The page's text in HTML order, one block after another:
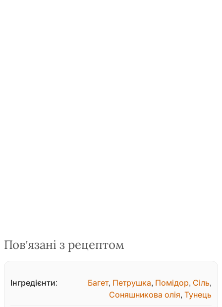
Пов'язані з рецептом
Інгредієнти: Багет, Петрушка, Помідор, Сіль,
Соняшникова олія, Тунець